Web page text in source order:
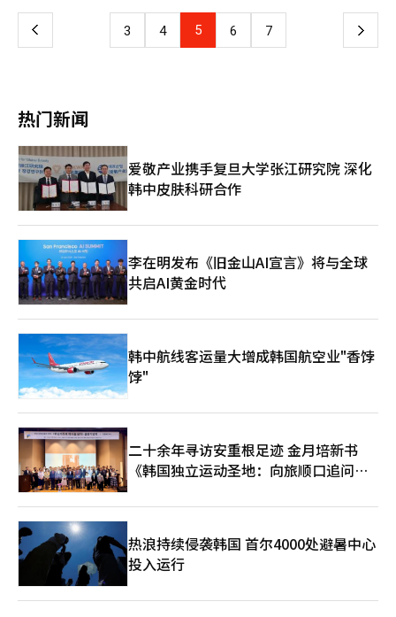
至13.7亿美元。 此次首脑会谈被视为韩中关系改善的重要契机，业
界对早期布局中国市场的美妆企业寄予厚望，包括爱茉莉太平洋、
LG生活健康，以及以贴牌生产（ODM）模式出口的科丝美诗和韩
同时，韩国免税业对首脑会谈成果也表现出积极反应。继对中国团
推动中国游客赴韩人数回升。韩国政府自去年9月29日起，对三人
及以上的中国团体游客实施临时免签入境措施，该政策将持续至今
年6月30日。 数据显示，去年1至11月，韩国免税店累计销售额达
11.4145万亿韩元（约合人民币551亿元），同比下降12%。尽管
的营销策略，但整体仍对业绩回升抱有期待。 在免税店销售结构
中，中国游客占比在2016年前曾高达80%，此后明显下降，目前
约为50%。不过，韩国旅游发展局数据显示，去年访韩外籍游客
中，中国游客占比已回升至约30%，业界因此对今年中国游客回流
可能带动销售改善寄予期待。 一位业内人士表示：“从企业角度
来看，希望借助此次机会缓解在流通和营销上的限制，拓展与消费
者的接触面。考虑到中国消费者对韩国品牌的整体偏好依然存在，
若能进一步深化合作，有望成为品牌重启并实现中长期增长的重要
契机。”
意图，提供高度个性化的智能功能体验。 与此同时，英伟达
（NVIDIA）抢先公开接替Grace Blackwell（GB）的下一代超级
显示领域对日韩品牌的代际领先优势。TCL将以2453平方米展位
的中国企业，也是首个占据核心展区的中国展商。通过TCL实业与
TCL科技两个产业集团，TCL将围绕“屏宇宙”与“AI生活”两大
主线，系统展示其在显示科技与人工智能融合领域的创新成果。
此外，大韩商工会议所近日表示，将于当地时间6日向CES 2026派
遣官方参观团。该参观团计划在现场考察人工智能、出行、机器
人、医疗健康等全球前沿技术趋势，并据此探索支持韩国企业应对
未来产业变化及拓展全球市场的战略。 在CES行程结束后，参观团
还将前往硅谷，访问英伟达、苹果、谷歌、Meta等全球大型科技
企业，实地了解尖端技术产业发展情况。
曲。包括《故乡之春》《桔梗谣》《阿里郎》等耳熟能详的韩国传
统歌曲，以及习近平夫人彭丽媛女士演唱并广为流传的《谁不说俺
礼物与习主席夫妇来一张自拍，多亏了小米收获了人生照片，哈
哈。” 这部手机正是去年习近平在庆州出席亚太经合组织
（APEC）领导人非正式会议期间赠送给李在明的礼物。 李在明还
表示：“越是近距离接触，韩中关系越能化解分歧。今后将更加频
繁地沟通，开展更多合作。” 魏圣洛介绍称，继庆州会谈之后，
两国领导人之间的个人情谊和相互理解又迈上一层台阶，这是非常
重要的成果。
上 3 4 5 6 7 下
热门新闻
爱敬产业携手复旦大学张江研究院 深化
韩中皮肤科研合作
李在明发布《旧金山AI宣言》将与全球
共启AI黄金时代
韩中航线客运量大增成韩国航空业"香饽
饽"
二十余年寻访安重根足迹 金月培新书
《韩国独立运动圣地：向旅顺口追问历
热浪持续侵袭韩国 首尔4000处避暑中心
投入运行